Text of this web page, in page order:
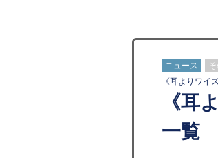
ニュース
《耳よりワイ
《耳
一覧